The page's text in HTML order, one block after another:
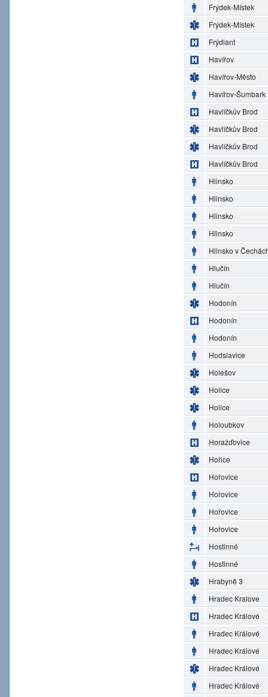
Frýdek-Místek
Frýdek-Místek
Frýdlant
Havířov
Havířov-Město
Havířov-Šumbark
Havlíčkův Brod
Havlíčkův Brod
Havlíčkův Brod
Havlíčkův Brod
Hlinsko
Hlinsko
Hlinsko
Hlinsko
Hlinsko v
Hlučín
Hlučín
Hodonín
Hodonín
Hodonín
Hodslavice
Holešov
Holice
Holice
Holoubkov
Horažďovice
Hořice
Hořovice
Hořovice
Hořovice
Hořovice
Hostinné
Hostinné
Hrabyně 3
Hradec Kralove
Hradec Králové
Hradec Králové
Hradec Králové
Hradec Králové
Hradec Králové